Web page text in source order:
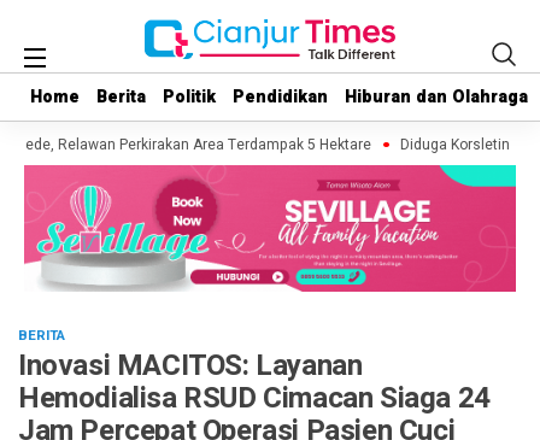
Home Berita Politik Pendidikan Hiburan dan Olahraga
Home Berita Politik Pendidikan Hiburan dan Olahraga
Relawan Perkirakan Area Terdampak 5 Hektare Diduga Korsleting
BERITA
Inovasi MACITOS: Layanan
Hemodialisa RSUD Cimacan Siaga 24
Jam Percepat Operasi Pasien Cuci